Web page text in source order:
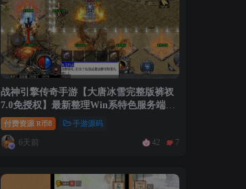
战神引擎传奇手游【大唐冰雪完整版裤衩
7.0免授权】最新整理Win系特色服务端
+GM授权后台+安卓苹果双端+详细搭建教
程
付费资源 R币8 手游源码
6天前 42 7